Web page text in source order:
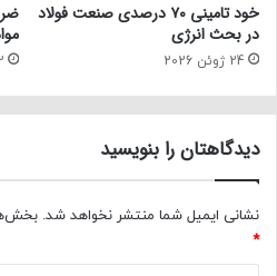
خود تامینی ۷۰ درصدی صنعت فولاد
در بحث انرژی
24 ژوئن 2026
دیدگاهتان را بنویسید
نشانی ایمیل شما منتشر نخواهد شد.
*